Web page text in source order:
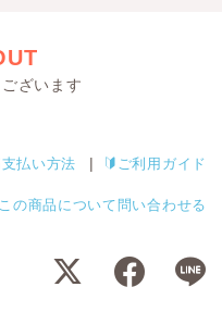
ざいます
支払い方法 ご利用ガイド
この商品について問い合わせる